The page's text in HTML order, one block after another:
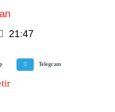
21:47
Telegram